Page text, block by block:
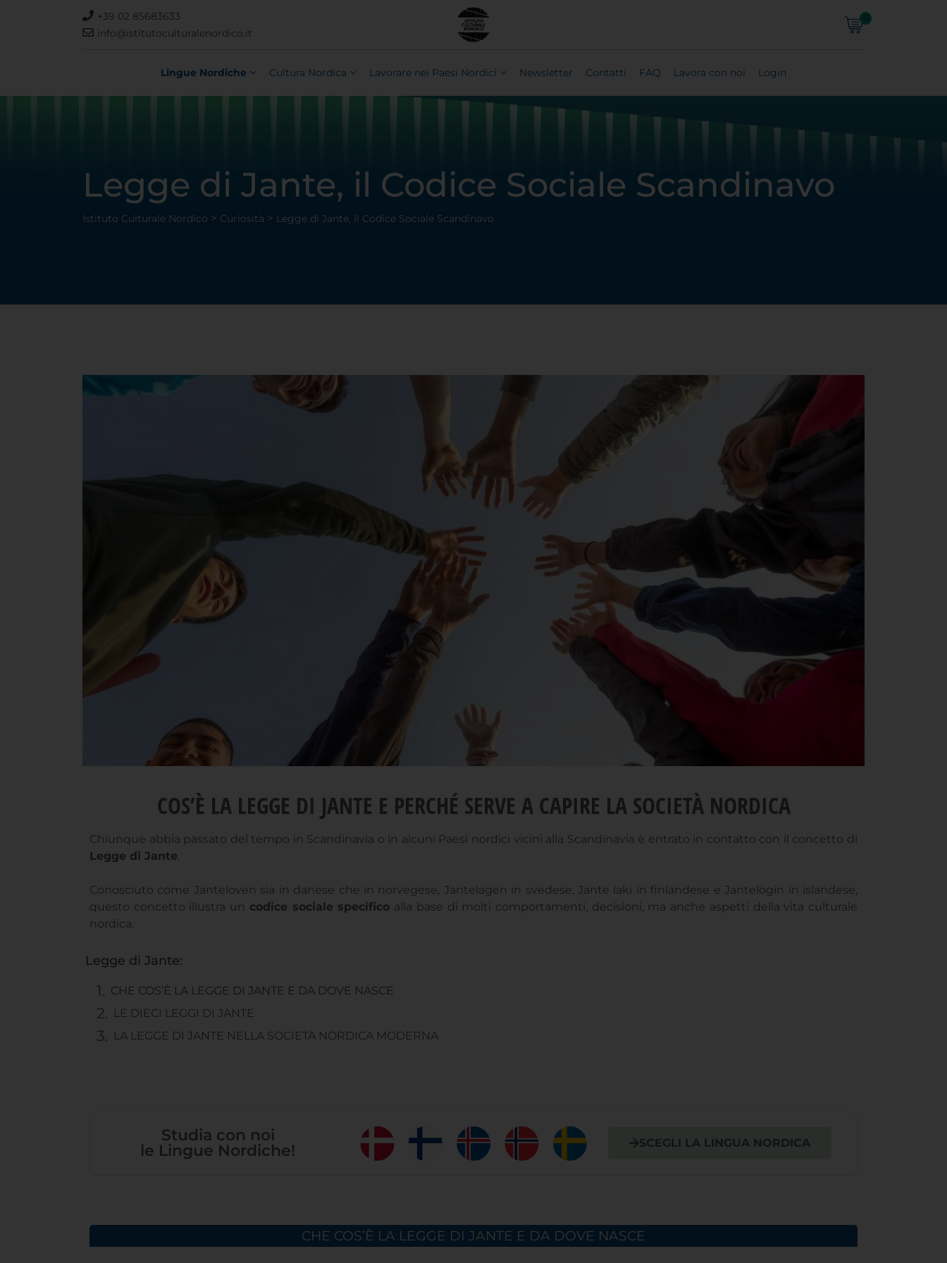
+39 02 85683633
info@istitutoculturalenordico.it
Lingue Nordiche Cultura Nordica Lavorare nei Paesi Nordici Newsletter Contatti FAQ Lavora con noi Login
Legge di Jante, il Codice Sociale Scandinavo
Istituto Culturale Nordico > Curiosità > Legge di Jante, il Codice Sociale Scandinavo
COS’È LA LEGGE DI JANTE E PERCHÉ SERVE A CAPIRE LA SOCIETÀ NORDICA
Chiunque abbia passato del tempo in Scandinavia o in alcuni Paesi nordici vicini alla Scandinavia è entrato in contatto con il concetto di
Legge di Jante.
Conosciuto come Janteloven sia in danese che in norvegese, Jantelagen in svedese, Jante laki in finlandese e Jantelögin in islandese,
questo concetto illustra un codice sociale specifico alla base di molti comportamenti, decisioni, ma anche aspetti della vita culturale
nordica.
Legge di Jante:
CHE COS’È LA LEGGE DI JANTE E DA DOVE NASCE
LE DIECI LEGGI DI JANTE
LA LEGGE DI JANTE NELLA SOCIETÀ NORDICA MODERNA
Studia con noi
le Lingue Nordiche!
SCEGLI LA LINGUA NORDICA
CHE COS’È LA LEGGE DI JANTE E DA DOVE NASCE